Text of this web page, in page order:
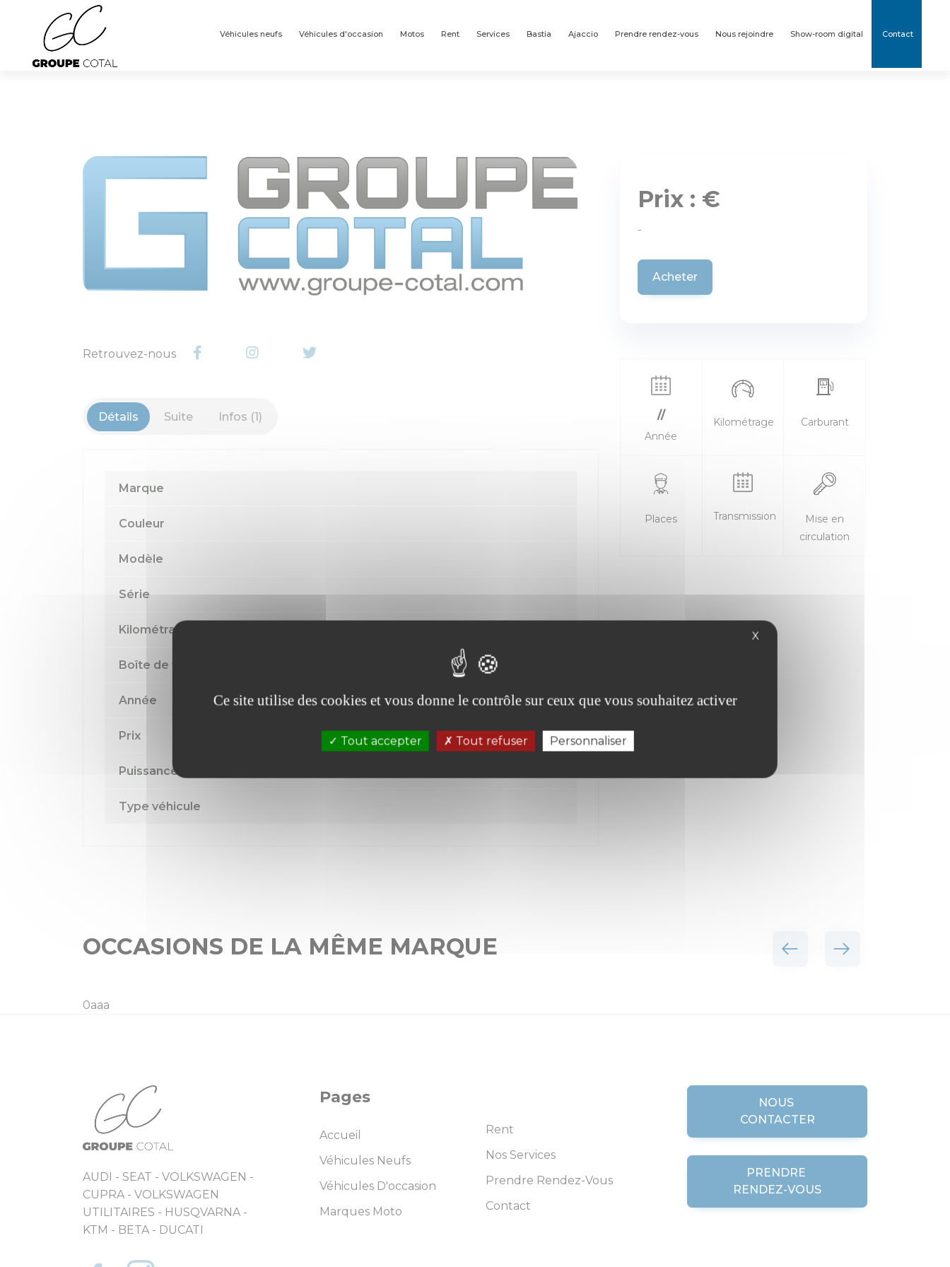
Véhicules neufs Véhicules d'occasion Motos Rent Services Bastia Ajaccio Prendre rendez-vous Nous rejoindre Show-room digital Contact
Retrouvez-nous
Détails Suite Infos (1)
Marque
Couleur
Modèle
Série
Kilométrage
Boîte de vitesse
Année
Prix
Puissance fiscale
Type véhicule
Prix : €
-
Acheter
//
Année
Kilométrage Carburant
Places Transmission
Mise en
circulation
OCCASIONS DE LA MÊME MARQUE
0aaa
AUDI - SEAT - VOLKSWAGEN -
CUPRA - VOLKSWAGEN
UTILITAIRES - HUSQVARNA -
KTM - BETA - DUCATI
Pages
Accueil
Véhicules Neufs
Véhicules D'occasion
Marques Moto
Rent
Nos Services
Prendre Rendez-Vous
Contact
NOUS
CONTACTER
PRENDRE
RENDEZ-VOUS
Panneau de gestion des cookies
X
Ce site utilise des cookies et vous donne le contrôle sur ceux que vous souhaitez activer
Tout accepter Tout refuser Personnaliser